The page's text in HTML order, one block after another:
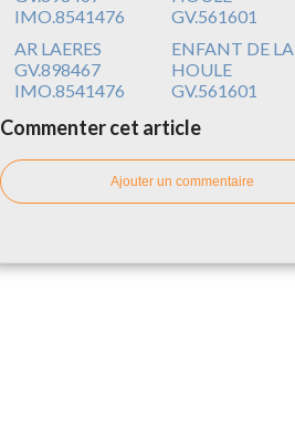
AR LAERES
GV.898467
IMO.8541476
ENFANT DE LA
HOULE
GV.561601
Commenter cet article
Ajouter un commentaire